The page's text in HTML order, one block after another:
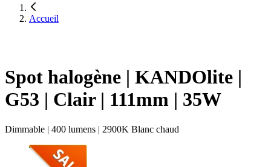
Accueil
Spot halogène | KANDOlite |
G53 | Clair | 111mm | 35W
Dimmable | 400 lumens | 2900K Blanc chaud